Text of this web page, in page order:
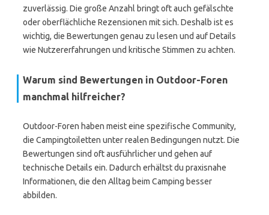
zuverlässig. Die große Anzahl bringt oft auch gefälschte
oder oberflächliche Rezensionen mit sich. Deshalb ist es
wichtig, die Bewertungen genau zu lesen und auf Details
wie Nutzererfahrungen und kritische Stimmen zu achten.
Warum sind Bewertungen in Outdoor-Foren
manchmal hilfreicher?
Outdoor-Foren haben meist eine spezifische Community,
die Campingtoiletten unter realen Bedingungen nutzt. Die
Bewertungen sind oft ausführlicher und gehen auf
technische Details ein. Dadurch erhältst du praxisnahe
Informationen, die den Alltag beim Camping besser
abbilden.